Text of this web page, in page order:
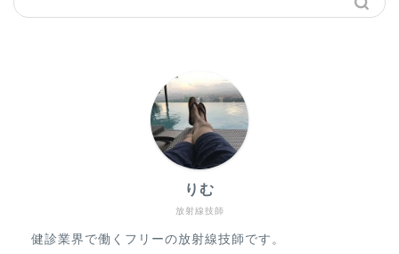
放射線技師
りむ
健診業界で働くフリーの放射線技師です。